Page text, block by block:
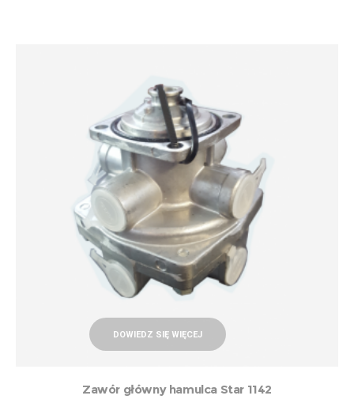
DOWIEDZ SIĘ WIĘCEJ
Zawór główny hamulca Star 1142